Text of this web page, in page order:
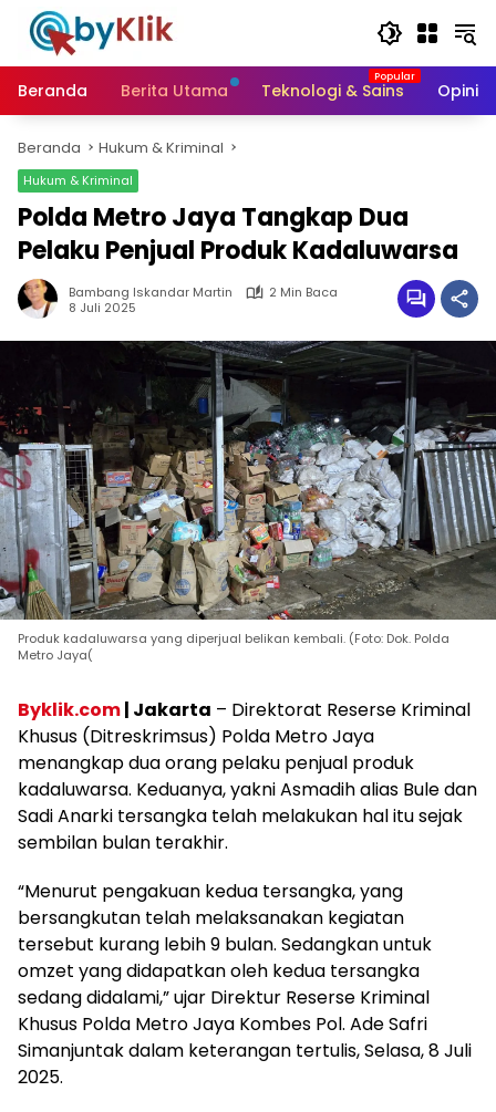
Langsung
konten
Beranda
Berita Utama Teknologi & Sains Opini
Beranda Hukum & Kriminal
Hukum & Kriminal
Polda Metro Jaya Tangkap Dua
Pelaku Penjual Produk Kadaluwarsa
Bambang Iskandar Martin
2 Min Baca
8 Juli 2025
Produk kadaluwarsa yang diperjual belikan kembali. (Foto: Dok. Polda
Metro Jaya(
Byklik.com| Jakarta – Direktorat Reserse Kriminal
Khusus (Ditreskrimsus) Polda Metro Jaya
menangkap dua orang pelaku penjual produk
kadaluwarsa. Keduanya, yakni Asmadih alias Bule dan
Sadi Anarki tersangka telah melakukan hal itu sejak
sembilan bulan terakhir.
“Menurut pengakuan kedua tersangka, yang
bersangkutan telah melaksanakan kegiatan
tersebut kurang lebih 9 bulan. Sedangkan untuk
omzet yang didapatkan oleh kedua tersangka
sedang didalami,” ujar Direktur Reserse Kriminal
Khusus Polda Metro Jaya Kombes Pol. Ade Safri
Simanjuntak dalam keterangan tertulis, Selasa, 8 Juli
2025.